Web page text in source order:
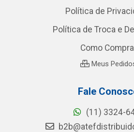
Política de
Política de Troca e
Como
Meus
Fale
(11) 3324-